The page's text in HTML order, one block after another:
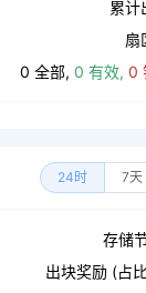
累计
扇
0 全部, 0 有效, 0
24时 7天
存储
出块奖励 (占